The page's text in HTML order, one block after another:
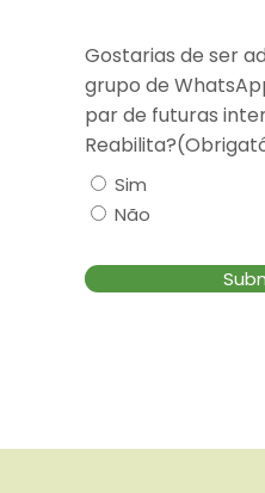
Gostarias de ser
grupo de
par de futuras
Reabilita?
Sim
Não